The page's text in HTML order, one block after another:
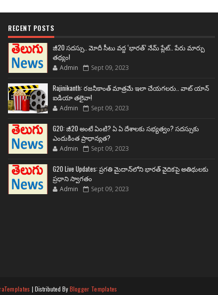
RECENT POSTS
జీ20 సదస్సు.. మోదీ సీటు వద్ద ‘భారత్’ నేమ్ ప్లేట్‌.. పేరు మార్పు
తథ్యం!
Admin Sept 09, 2023
Rajinikanth: రజనీకాంత్ మాత్రమే ఇలా చేయగలరు.. వాట్ యాన్
ఐడియా తలైవా!
Admin Sept 09, 2023
G20: జీ20 అంటే ఏంటి? ఏ ఏ దేశాలకు సభ్యత్వం? సదస్సుకు
ఎందుకింత ప్రాధాన్యత?
Admin Sept 09, 2023
G20 Live Updates: ప్రగతి మైదాన్‌లోని భారత్ వైదికపై అతిథులకు
ప్రధాని స్వాగతం
Admin Sept 09, 2023
| Distributed ByBlogger Templates